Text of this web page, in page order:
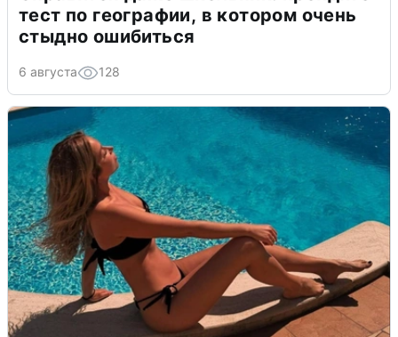
тест по географии, в котором очень
стыдно ошибиться
6 августа 128